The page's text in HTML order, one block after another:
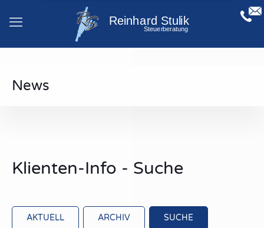
News
Klienten-Info - Suche
AKTUELL ARCHIV SUCHE